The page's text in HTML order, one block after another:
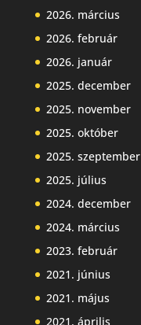
2026. március
2026. február
2026. január
2025. december
2025. november
2025. október
2025. szeptember
2025. július
2024. december
2024. március
2023. február
2021. június
2021. május
2021. április